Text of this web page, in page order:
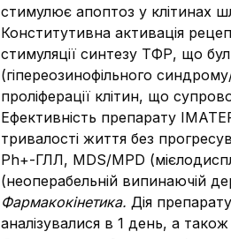
стимулює апоптоз у клітинах
Конститутивна активація
стимуляції синтезу ТФР, що
(гіпереозинофільного
проліферації клітин, що
Ефективність препарату
тривалості життя без
Ph+-ГЛЛ, MDS/MPD
(неоперабельній випинаючій
Фармакокінетика. Дія
аналізувалися в 1 день, а